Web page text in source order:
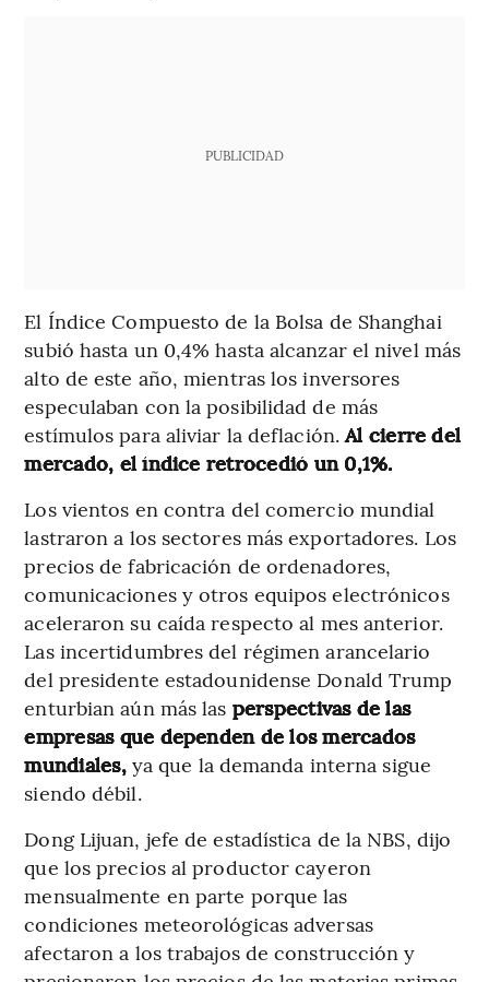
PUBLICIDAD
El Índice Compuesto de la Bolsa de Shanghai
subió hasta un 0,4% hasta alcanzar el nivel más
alto de este año, mientras los inversores
especulaban con la posibilidad de más
estímulos para aliviar la deflación.Al cierre del
mercado, el índice retrocedió un 0,1%.
Los vientos en contra del comercio mundial
lastraron a los sectores más exportadores. Los
precios de fabricación de ordenadores,
comunicaciones y otros equipos electrónicos
aceleraron su caída respecto al mes anterior.
Las incertidumbres del régimen arancelario
del presidente estadounidense Donald Trump
enturbian aún más las perspectivas de las
empresas que dependen de los mercados
mundiales,ya que la demanda interna sigue
siendo débil.
Dong Lijuan, jefe de estadística de la NBS, dijo
que los precios al productor cayeron
mensualmente en parte porque las
condiciones meteorológicas adversas
afectaron a los trabajos de construcción y